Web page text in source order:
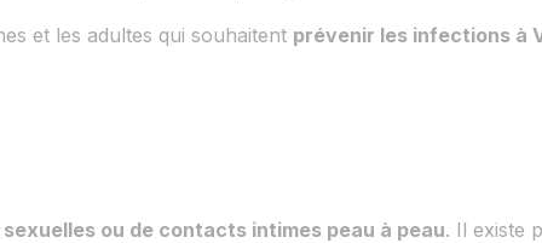
et les adultes qui souhaitent prévenir les infections à
ou de contacts intimes peau à peau. Il existe